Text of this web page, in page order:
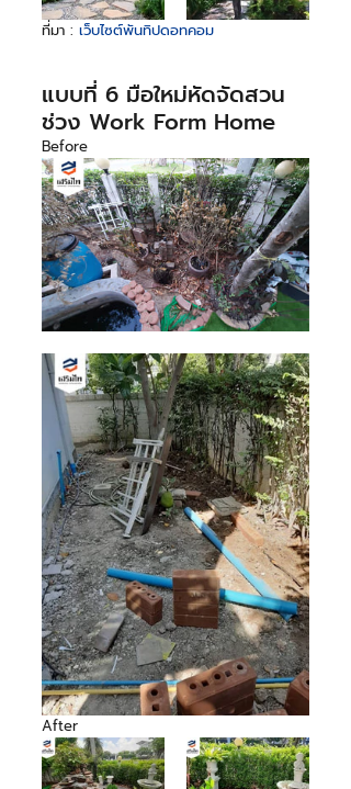
ที่มา : เว็บไซต์พันทิปดอทคอม
แบบที่ 6 มือใหม่หัดจัดสวน
ช่วง Work Form Home
Before
After